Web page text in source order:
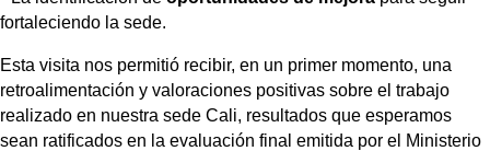
fortaleciendo la sede.
Esta visita nos permitió recibir, en un primer momento, una
retroalimentación y valoraciones positivas sobre el trabajo
realizado en nuestra sede Cali, resultados que esperamos
sean ratificados en la evaluación final emitida por el Ministerio